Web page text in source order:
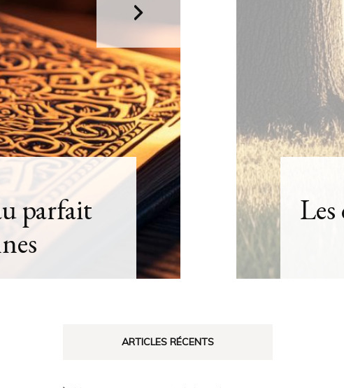
Gump
ARTICLES RÉCENTS